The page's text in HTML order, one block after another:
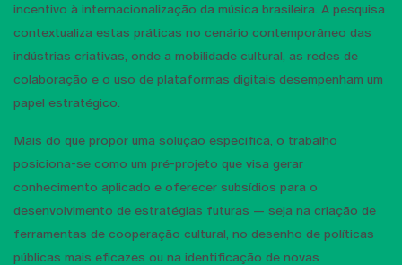
incentivo à internacionalização da música brasileira. A pesquisa
contextualiza estas práticas no cenário contemporâneo das
indústrias criativas, onde a mobilidade cultural, as redes de
colaboração e o uso de plataformas digitais desempenham um
papel estratégico.
Mais do que propor uma solução específica, o trabalho
posiciona-se como um pré-projeto que visa gerar
conhecimento aplicado e oferecer subsídios para o
desenvolvimento de estratégias futuras — seja na criação de
ferramentas de cooperação cultural, no desenho de políticas
públicas mais eficazes ou na identificação de novas